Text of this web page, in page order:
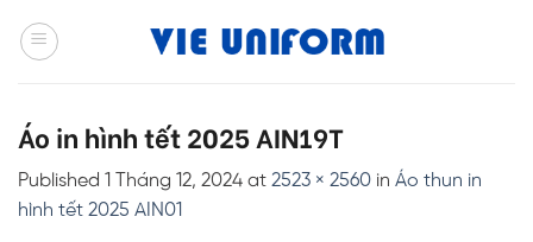
Áo in hình tết 2025 AIN19T
Published 1 Tháng 12, 2024 at 2523 × 2560 in Áo thun in
hình tết 2025 AIN01